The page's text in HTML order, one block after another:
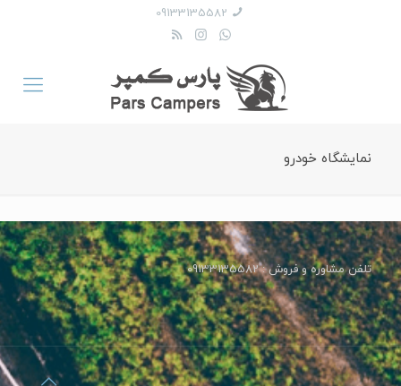
09133135582
نمایشگاه خودرو
تلفن مشاوره و فروش : 09133135582